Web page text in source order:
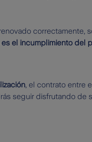
correctamente,
el incumplimiento del
, el contrato entre
seguir disfrutando de